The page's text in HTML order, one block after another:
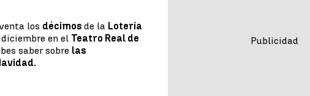
los décimosde la Lotería
en el Teatro Real de
saber sobre las